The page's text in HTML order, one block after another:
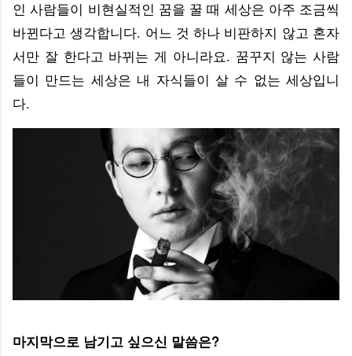
인 사람들이 비현실적인 꿈을 꿀 때 세상은 아주 조금씩
바뀐다고 생각합니다. 어느 것 하나 비판하지 않고 혼자
서만 잘 한다고 바뀌는 게 아니라요. 꿈꾸지 않는 사람
들이 만드는 세상은 내 자식들이 살 수 없는 세상입니
다.
마지막으로 남기고 싶으신 말씀은?